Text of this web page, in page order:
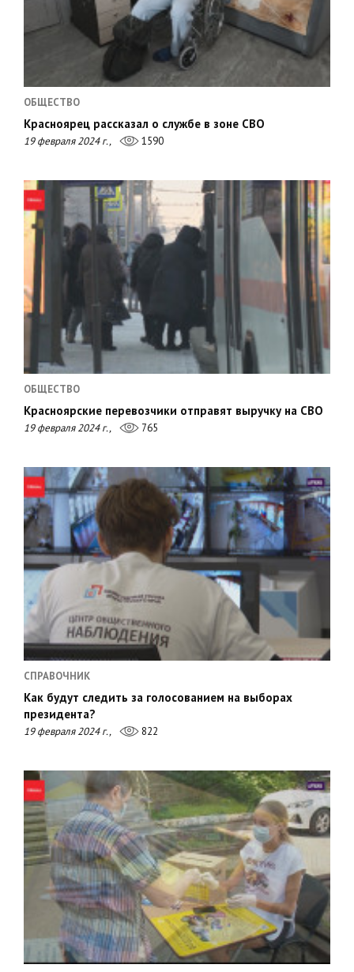
ОБЩЕСТВО
Красноярец рассказал о службе в зоне СВО
19 февраля 2024 г., 1590
ОБЩЕСТВО
Красноярские перевозчики отправят выручку на СВО
19 февраля 2024 г., 765
СПРАВОЧНИК
Как будут следить за голосованием на выборах
президента?
19 февраля 2024 г., 822